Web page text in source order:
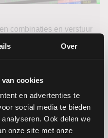
Over
cookies
en advertenties te
social media te bieden
Ook delen we
onze site met onze
combinaties en verstuur
van het
ontdekken